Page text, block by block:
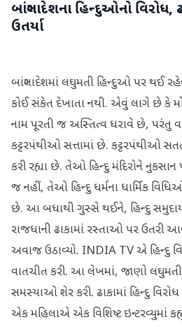
બાંગ્લાદેશના હિન્દુઓનો વિરોધ,
ઉતર્યા
બાંગ્લાદેશમાં લઘુમતી હિન્દુઓ પર થઈ
કોઈ સંકેત દેખાતા નથી. એવું લાગે છે કે
નામ પૂરતી જ અસ્તિત્વ ધરાવે છે, પરંતુ
કટ્ટરપંથીઓ સત્તામાં છે. કટ્ટરપંથીઓ
કરી રહ્યા છે. તેઓ હિન્દુ મંદિરોને
જ નહીં, તેઓ હિન્દુ ધર્મના ધાર્મિક
છે. આ બધાથી ગુસ્સે થઈને, હિન્દુ
રાજધાની ઢાકામાં રસ્તાઓ પર ઉતરી
અવાજ ઉઠાવ્યો. INDIA TV એ હિન્દુ
વાતચીત કરી. આ લેખમાં, જાણો
સમસ્યાઓ શેર કરી. ઢાકામાં હિન્દુ
એક મહિલાએ એક વિશિષ્ટ ઇન્ટરવ્યુમાં